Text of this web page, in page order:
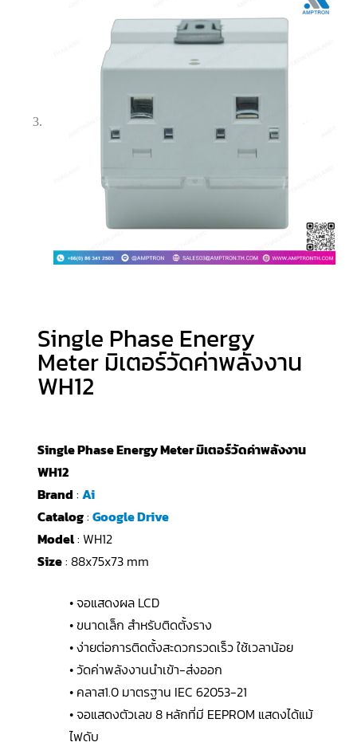
Single Phase Energy
Meter มิเตอร์วัดค่าพลังงาน
WH12
Single Phase Energy Meter มิเตอร์วัดค่าพลังงาน
WH12
Brand : Ai
Catalog: Google Drive
Model: WH12
Size: 88x75x73 mm
• จอแสดงผล LCD
• ขนาดเล็ก สำหรับติดตั้งราง
• ง่ายต่อการติดตั้งสะดวกรวดเร็ว ใช้เวลาน้อย
• วัดค่าพลังงานนำเข้า-ส่งออก
• คลาส1.0 มาตรฐาน IEC 62053-21
• จอแสดงตัวเลข 8 หลักที่มี EEPROM แสดงได้แม้
ไฟดับ